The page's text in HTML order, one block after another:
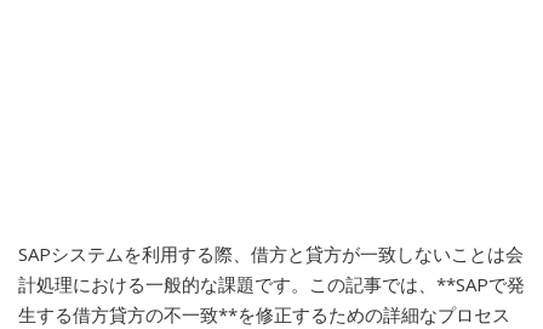
SAPシステムを利用する際、借方と貸方が一致しないことは会
計処理における一般的な課題です。この記事では、**SAPで発
生する借方貸方の不一致**を修正するための詳細なプロセス